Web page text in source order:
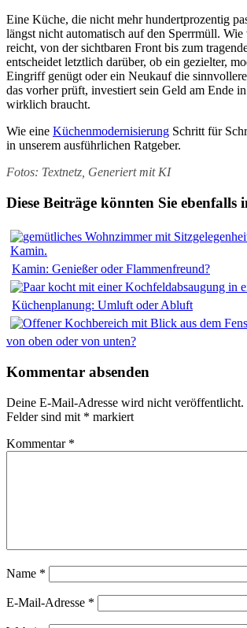
Eine Küche, die nicht mehr hundertprozentig
längst nicht automatisch auf den Sperrmüll.
reicht, von der sichtbaren Front bis zum
entscheidet letztlich darüber, ob ein gezielter,
Eingriff genügt oder ein Neukauf die
das vorher prüft, investiert sein Geld am Ende
wirklich braucht.
Wie eine Küchenmodernisierung Schritt für
in unserem ausführlichen Ratgeber.
Fotos: Textnetz, Generiert mit KI
Diese Beiträge könnten Sie ebenfalls
Kamin: Genießer oder Flammenfreund?
Küchenplanung: Umluft oder Abluft
von oben oder von unten?
Kommentar absenden
Deine E-Mail-Adresse wird nicht veröffentlicht.
Felder sind mit * markiert
Kommentar *
Name *
E-Mail-Adresse *